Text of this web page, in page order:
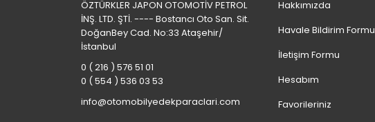
ÖZTÜRKLER JAPON OTOMOTİV PETROL
İNŞ. LTD. ŞTİ. ---- Bostancı Oto San. Sit.
DoğanBey Cad. No:33 Ataşehir/
İstanbul
0 ( 216 ) 576 51 01
0 ( 554 ) 536 03 53
info@otomobilyedekparaclari.com
Hakkımızda
Havale Bildirim Formu
İletişim Formu
Hesabım
Favorileriniz